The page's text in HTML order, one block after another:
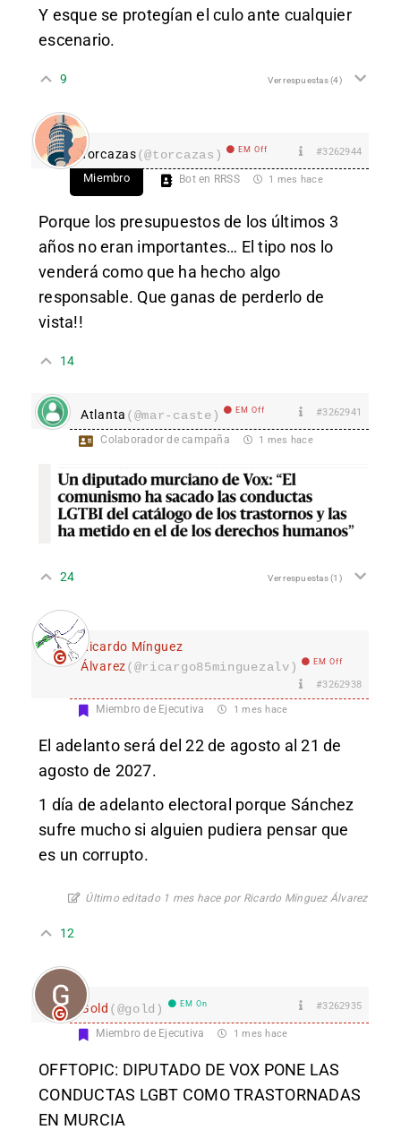
Y esque se protegían el culo ante cualquier
escenario.
9 Ver respuestas(4)
Torcazas(@torcazas) EM Off #3262944
Miembro Bot en RRSS 1 mes hace
Porque los presupuestos de los últimos 3
años no eran importantes… El tipo nos lo
venderá como que ha hecho algo
responsable. Que ganas de perderlo de
vista!!
14
Atlanta (@mar-caste) EM Off #3262941
Colaborador de campaña 1 mes hace
24 Ver respuestas(1)
Ricardo Mínguez
Álvarez(@ricargo85minguezalv) EM Off
#3262938
Miembro de Ejecutiva 1 mes hace
El adelanto será del 22 de agosto al 21 de
agosto de 2027.
1 día de adelanto electoral porque Sánchez
sufre mucho si alguien pudiera pensar que
es un corrupto.
Último editado 1 mes hace por Ricardo Mínguez Álvarez
12
Gold (@gold) EM On #3262935
Miembro de Ejecutiva 1 mes hace
OFFTOPIC: DIPUTADO DE VOX PONE LAS
CONDUCTAS LGBT COMO TRASTORNADAS
EN MURCIA